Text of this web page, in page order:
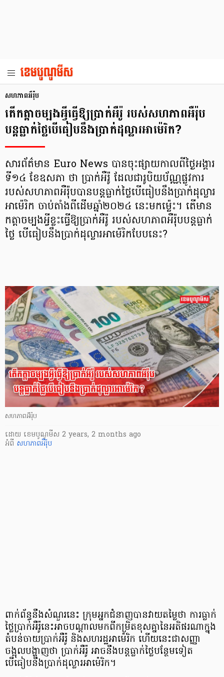
សហភាពអឺរ៉ុប
តើកត្តាចម្បងអ្វីធ្វើឱ្យប្រាក់អឺរ៉ូ របស់សហភាពអឺរ៉ុប
បន្តធ្លាក់ថ្លៃបើធៀបនឹងប្រាក់ដុល្លារអាម៉េរិក?
សារព័ត៌មាន Euro News បានចុះផ្សាយកាលពីថ្ងៃអង្គារ
ទី១៤ ខែឧសភា ថា ប្រាក់អឺរ៉ូ ដែលជារូបិយប័ណ្ណផ្លូវការ
របស់សហភាពអឺរ៉ុបបានបន្តធ្លាក់ថ្លៃបើធៀបនឹងប្រាក់ដុល្លារ
អាម៉េរិក ចាប់តាំងពីដើមឆ្នាំ២០២៤ នេះមកម៉្លេះ។ តើមាន
កត្តាចម្បងអ្វីខ្លះធ្វើឱ្យប្រាក់អឺរ៉ូ របស់សហភាពអឺរ៉ុបបន្តធ្លាក់
ថ្លៃ បើធៀបនឹងប្រាក់ដុល្លារអាម៉េរិកបែបនេះ?
សហភាពអឺរ៉ុប
ដោយ ​ ខេមបូណូមីស 2 years, 2 months ago
អំពី សហភាពអឺរ៉ុប
ពាក់ព័ន្ធនឹងសំណួរនេះ ក្រុមអ្នកជំនាញបានវាយតម្លៃថា ការធ្លាក់
ថ្លៃប្រាក់អឺរ៉ូនេះអាចបណ្ដាលមកពីកម្រិតខុសគ្នានៃអតិផរណាក្នុង
តំបន់ចាយប្រាក់អឺរ៉ូ និងសហរដ្ឋអាម៉េរិក ហើយនេះជាសញ្ញា
ចង្អុលបង្ហាញថា ប្រាក់អឺរ៉ូ អាចនឹងបន្តធ្លាក់ថ្លៃបន្ថែមទៀត
បើធៀបនឹងប្រាក់ដុល្លារអាម៉េរិក។